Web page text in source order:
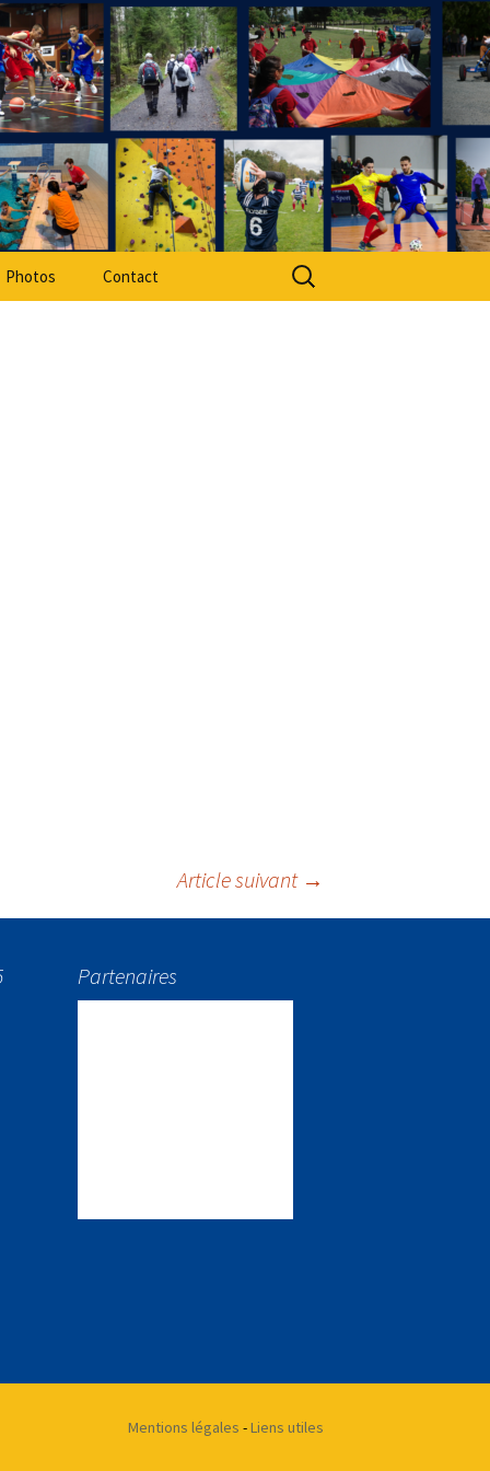
Adapté 49
Photos Contact
Rechercher :
Article suivant →
Partenaires
Mentions légales -Liens utiles